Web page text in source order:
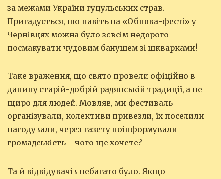
за межами України гуцульських страв.
Пригадується, що навіть на «Обнова-фесті» у
Чернівцях можна було зовсім недорого
посмакувати чудовим банушем зі шкварками!
Таке враження, що свято провели офіційно в
данину старій-добрій радянській традиції, а не
щиро для людей. Мовляв, ми фестиваль
організували, колективи привезли, їх поселили-
нагодували, через газету поінформували
громадськість – чого ще хочете?
Та й відвідувачів небагато було. Якщо